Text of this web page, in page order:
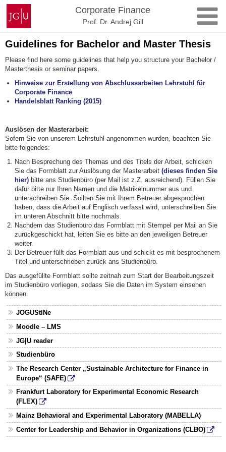
Zum
Inhalt
springen
Johannes
Gutenberg-
Universität
Mainz
Corporate Finance
Prof. Dr. Andrej Gill
Guidelines for Bachelor and Master Thesis
Please find here some guidelines that help you structure your Bachelor /
Masterthesis or seminar papers.
Hinweise zur Erstellung von Abschlussarbeiten Lehrstuhl für
Corporate Finance
Handelsblatt Ranking (2015)
Auslösen der Masterarbeit:
Sofern Sie von unserem Lehrstuhl angenommen wurden, beachten Sie
bitte folgendes:
Nach Besprechung des Themas und des Titels der Arbeit, schicken
Sie das Formblatt zur Auslösung der Masterarbeit(dieses finden Sie
hier) bitte ans Studienbüro (per Mail ist z.Z. ausreichend). Füllen Sie
dafür bitte nur Ihren Namen und die Matrikelnummer aus und
unterschreiben Sie. Sollten Sie mit Ihrem Betreuer abgesprochen
haben, dass die Arbeit auf Englisch verfasst wird, unterschreiben Sie
im unteren Abschnitt bitte nochmals.
Nachdem das Studienbüro das Formblatt mit Stempel per Mail an Sie
zurückgeschickt hat, leiten Sie es bitte an den jeweiligen Betreuer
weiter.
Der Betreuer füllt das Formblatt aus und schickt es mit besprochenem
Titel und unterschrieben zurück ans Studienbüro.
Das ausgefüllte Formblatt sollte zeitnah zum Start der Bearbeitungszeit
im Studienbüro vorliegen, sodass Sie die Daten im System einsehen
können.
JOGUStINe
Moodle – LMS
JG|U reader
Studienbüro
The Research Center „Sustainable Architecture for Finance in
Europe“ (SAFE)
Frankfurt Laboratory for Experimental Economic Research
(FLEX)
Mainz Behavioral and Experimental Laboratory (MABELLA)
Center for Leadership and Behavior in Organizations (CLBO)